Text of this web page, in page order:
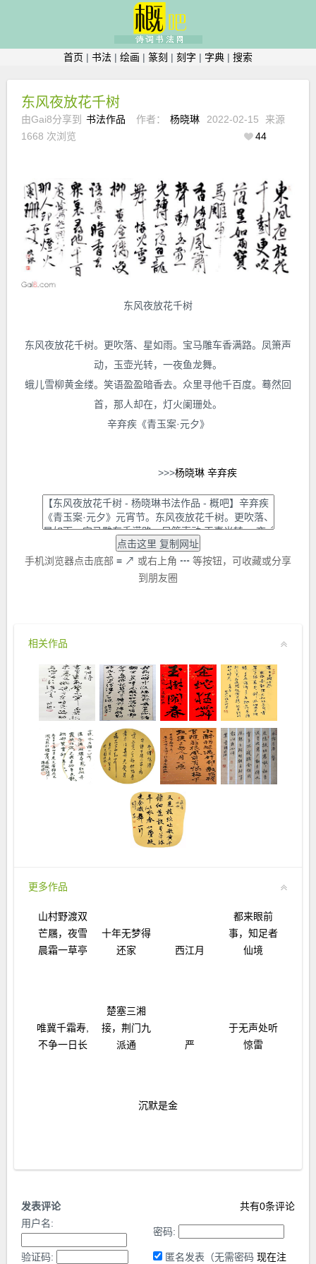
首页 | 书法 | 绘画 | 篆刻 | 刻字 | 字典 | 搜索
东风夜放花千树
由Gai8分享到 书法作品 作者： 杨晓琳 2022-02-15
来源
1668 次浏览
44
东风夜放花千树
东风夜放花千树。更吹落、星如雨。宝马雕车香满路。凤箫声
动，玉壶光转，一夜鱼龙舞。
蛾儿雪柳黄金缕。笑语盈盈暗香去。众里寻他千百度。蓦然回
首，那人却在，灯火阑珊处。
辛弃疾《青玉案·元夕》
>>>杨晓琳 辛弃疾
手机浏览器点击底部 ≡ ↗ 或右上角 ┅ 等按钮，可收藏或分享
到朋友圈
相关作品
更多作品
山村野渡双
芒屩，夜雪
晨霜一草亭
十年无梦得
还家
西江月
都来眼前
事，知足者
仙境
唯冀千霜寿,
不争一日长
楚塞三湘
接，荆门九
派通
严
于无声处听
惊雷
沉默是金
发表评论 共有0条评论
用户名:
密码:
验证码: 匿名发表（无需密码 现在注